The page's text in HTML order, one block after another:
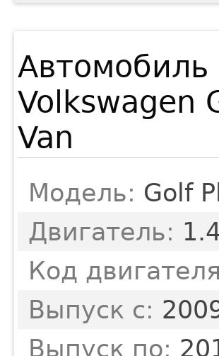
Автомобиль
Volkswagen
Van
Модель: Golf
Двигатель:
Код
Выпуск с:
Выпуск по: